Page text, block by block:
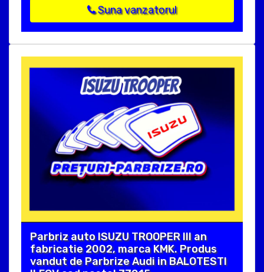
Suna vanzatorul
Parbriz auto ISUZU TROOPER III an
fabricatie 2002, marca KMK. Produs
vandut de Parbrize Audi in BALOTESTI